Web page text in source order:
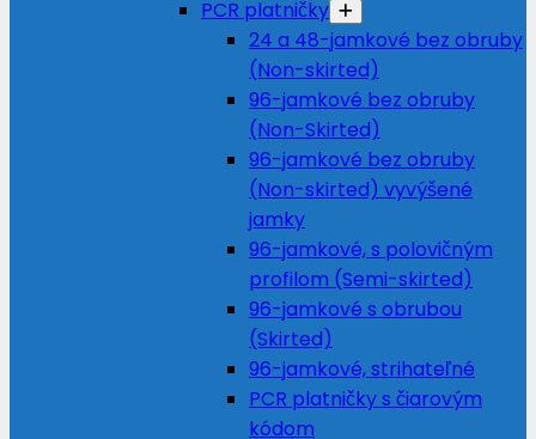
PCR platničky
24 a 48-jamkové bez obruby
(Non-skirted)
96-jamkové bez obruby
(Non-Skirted)
96-jamkové bez obruby
(Non-skirted) vyvýšené
jamky
96-jamkové, s polovičným
profilom (Semi-skirted)
96-jamkové s obrubou
(Skirted)
96-jamkové, strihateľné
PCR platničky s čiarovým
kódom